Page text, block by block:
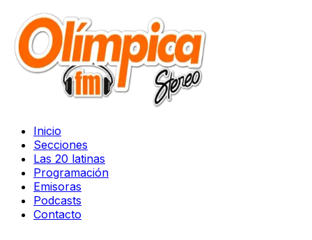
Inicio
Secciones
Las 20 latinas
Programación
Emisoras
Podcasts
Contacto